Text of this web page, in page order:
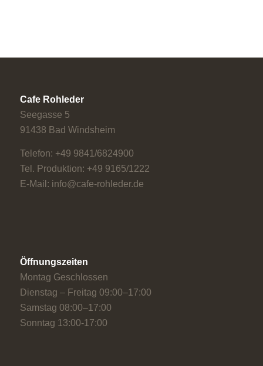
Cafe Rohleder
Seegasse 5
91438 Bad Windsheim
Telefon: +49 9841/6824900
Tel. Produktion: +49 9165/1222
E-Mail: info@cafe-rohleder.de
Öffnungszeiten
Montag Geschlossen
Dienstag – Freitag 09:00–17:00
Samstag 08:00–17:00
Sonntag 13:00-17:00